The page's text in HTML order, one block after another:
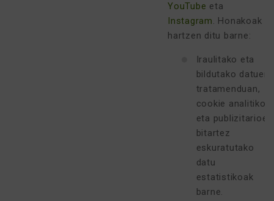
YouTube eta
Instagram. Honakoak
hartzen ditu barne:
Iraulitako eta
bildutako datuen
tratamenduan,
cookie analitiko
eta publizitarioen
bitartez
eskuratutako
datu
estatistikoak
barne.